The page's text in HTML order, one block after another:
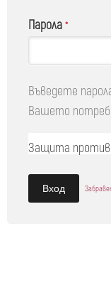
Парола *
Въведете
Вашето
Защита против